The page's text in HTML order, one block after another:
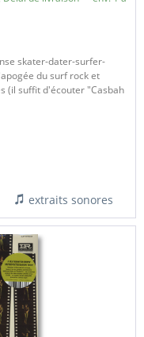
skater-dater-surfer-
du surf rock et
(il suffit d'écouter "Casbah
extraits sonores